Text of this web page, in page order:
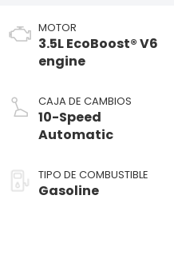
MOTOR
3.5L EcoBoost® V6
engine
CAJA DE CAMBIOS
10-Speed
Automatic
TIPO DE COMBUSTIBLE
Gasoline